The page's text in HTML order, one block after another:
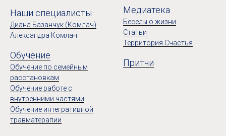
Наши специалисты
Диана Базанчук (Комлач)
Александра Комлач
Обучение
Обучение по семейным
расстановкам
Обучение работе с
внутренними частями
Обучение интегративной
травматерапии
Медиатека
Беседы о жизни
Статьи
Территория Счастья
Притчи